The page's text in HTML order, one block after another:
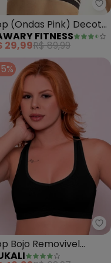
Poliamida com
(Ondas Pink) Decote
Sawary Fitness
FITNESS
29,99R$ 89,99
- Top (Preto) com
Bojo Removivel
Nadador